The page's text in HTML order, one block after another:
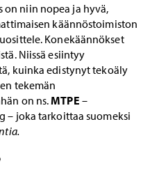
on niin nopea ja hyvä,
käännöstoimiston
Konekäännökset
Niissä esiintyy
kuinka edistynyt tekoäly
tekemän
on ns.MTPE –
– joka tarkoittaa suomeksi